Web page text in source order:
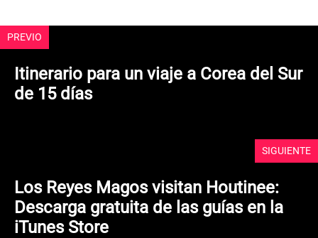
PREVIO
Itinerario para un viaje a Corea del Sur
de 15 días
SIGUIENTE
Los Reyes Magos visitan Houtinee:
Descarga gratuita de las guías en la
iTunes Store